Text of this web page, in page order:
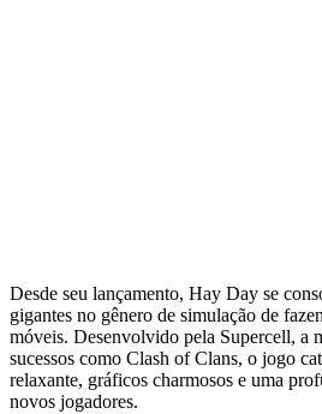
Desde seu lançamento, Hay Day se
gigantes no gênero de simulação de
móveis. Desenvolvido pela Supercell, a
sucessos como Clash of Clans, o jogo
relaxante, gráficos charmosos e uma
novos jogadores.